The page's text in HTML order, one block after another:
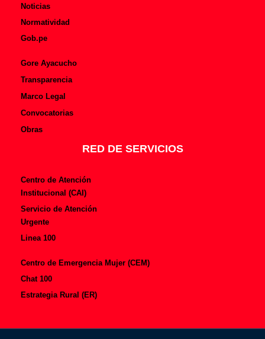
Noticias
Normatividad
Gob.pe
Gore Ayacucho
Transparencia
Marco Legal
Convocatorias
Obras
RED DE SERVICIOS
Centro de Atención
Institucional (CAI)
Servicio de Atención
Urgente
Linea 100
Centro de Emergencia Mujer (CEM)
Chat 100
Estrategia Rural (ER)